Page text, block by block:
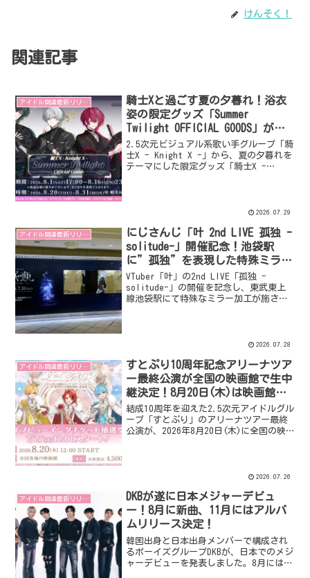
けんそく！
関連記事
アイドル関連最新リリース
騎士Xと過ごす夏の夕暮れ！浴衣
姿の限定グッズ「Summer
Twilight OFFICIAL GOODS」が登
場
2.5次元ビジュアル系歌い手グループ「騎
士X - Knight X -」から、夏の夕暮れを
テーマにした限定グッズ「騎士X -
アイテムの特別なグッズで、2026年8月1
売開始です。
2026.07.29
アイドル関連最新リリース
にじさんじ「叶 2nd LIVE 孤独 -
solitude-」開催記念！池袋駅
に”孤独”を表現した特殊ミラー
広告が登場！
VTuber「叶」の2nd LIVE「孤独 -
solitude-」の開催を記念し、東武東上
線池袋駅にて特殊なミラー加工が施され
さんからのコメントも公開されていま
2026.07.28
アイドル関連最新リリース
すとぷり10周年記念アリーナツア
ー最終公演が全国の映画館で生中
継決定！8月20日(木)は映画館へ
GO！
結成10周年を迎えた2.5次元アイドルグル
ープ「すとぷり」のアリーナツアー最終
公演が、2026年8月20日(木)に全国の映
を楽しめるこのイベントのチケット情報
2026.07.26
アイドル関連最新リリース
DKBが遂に日本メジャーデビュ
ー！8月に新曲、11月にはアルバ
ムリリース決定！
韓国出身と日本出身メンバーで構成され
るボーイズグループDKBが、日本でのメジ
ャーデビューを発表しました。8月には日